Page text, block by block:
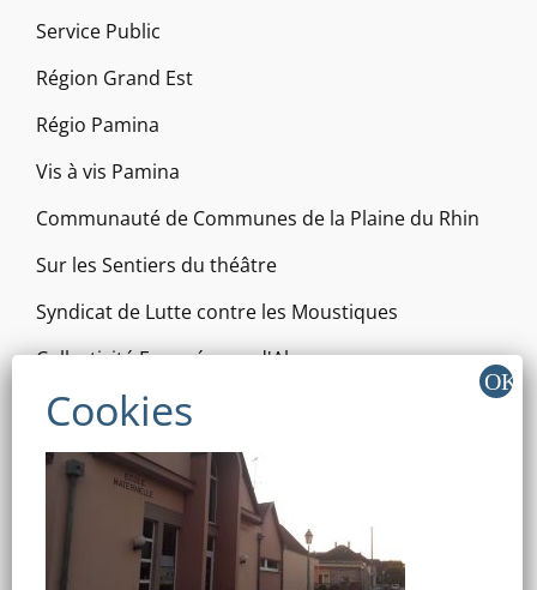
Service Public
Région Grand Est
Régio Pamina
Vis à vis Pamina
Communauté de Communes de la Plaine du Rhin
Sur les Sentiers du théâtre
Syndicat de Lutte contre les Moustiques
Collectivité Européenne d'Alsace
Oktave (Rénovation Énergétique)
RÉSEAUX SOCIAUX